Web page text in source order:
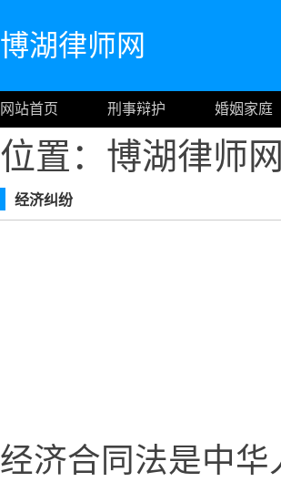
博湖律师网
网站首页 刑事辩护 婚姻家庭
位置：博湖律师网
经济纠纷
经济合同法是中